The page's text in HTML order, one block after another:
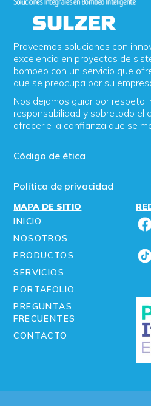
Proveemos soluciones con
excelencia en proyectos de
bombeo con un servicio que
que se preocupa por su
Nos dejamos guiar por respeto,
responsabilidad y sobretodo el
ofrecerle la confianza que se
Código de ética
Política de privacidad
MAPA DE SITIO
INICIO
NOSOTROS
PRODUCTOS
SERVICIOS
PORTAFOLIO
PREGUNTAS
FRECUENTES
CONTACTO